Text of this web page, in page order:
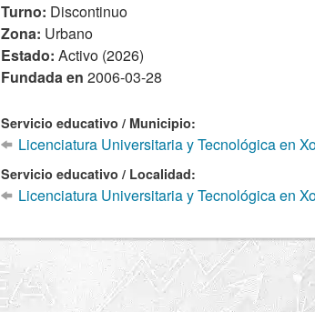
Turno: Discontinuo
Zona: Urbano
Estado: Activo (2026)
Fundada en2006-03-28
Servicio educativo / Municipio:
Licenciatura Universitaria y Tecnológica en
Servicio educativo / Localidad:
Licenciatura Universitaria y Tecnológica en